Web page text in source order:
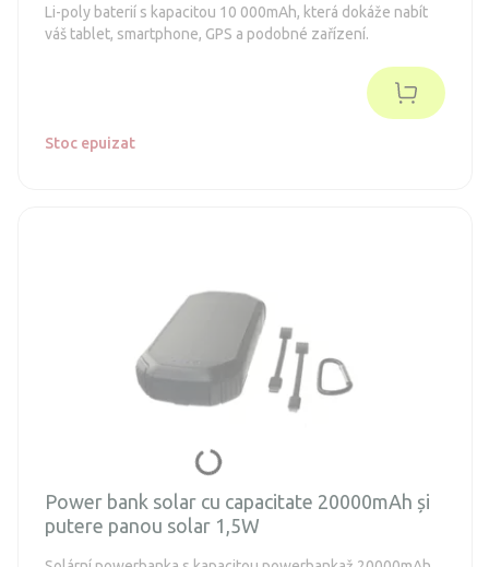
Li-poly baterií s kapacitou 10 000mAh, která dokáže nabít
váš tablet, smartphone, GPS a podobné zařízení.
Stoc epuizat
Power bank solar cu capacitate 20000mAh și
putere panou solar 1,5W